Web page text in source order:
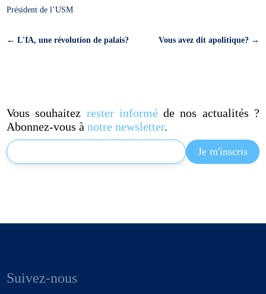
Président de l’USM
←L'IA, une révolution de palais? Vous avez dit apolitique?→
Vous souhaitez rester informéde nos actualités ?
Abonnez-vous ànotre newsletter.
Suivez-nous